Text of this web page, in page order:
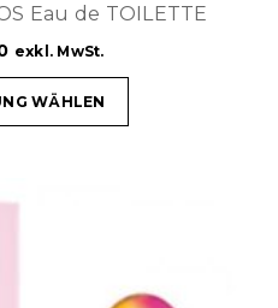
Eau de TOILETTE
exkl. MwSt.
WÄHLEN